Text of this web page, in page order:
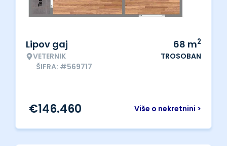
Lipov gaj
VETERNIK
ŠIFRA: #569717
68 m2
TROSOBAN
Više o nekretnini >
€146.460